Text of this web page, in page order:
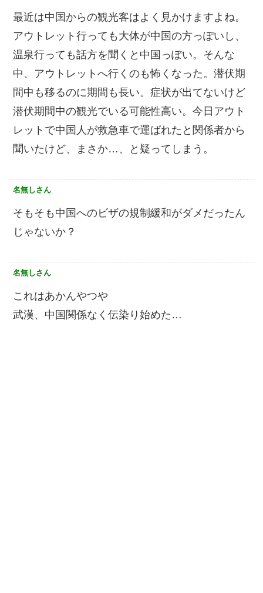
最近は中国からの観光客はよく見かけますよね。
アウトレット行っても大体が中国の方っぽいし、
温泉行っても話方を聞くと中国っぽい。そんな
中、アウトレットへ行くのも怖くなった。潜伏期
間中も移るのに期間も長い。症状が出てないけど
潜伏期間中の観光でいる可能性高い。今日アウト
レットで中国人が救急車で運ばれたと関係者から
聞いたけど、まさか…、と疑ってしまう。
名無しさん
そもそも中国へのビザの規制緩和がダメだったん
じゃないか？
名無しさん
これはあかんやつや
武漢、中国関係なく伝染り始めた…